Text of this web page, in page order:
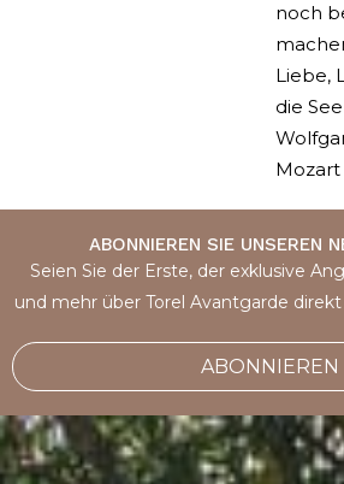
noch
Liebe,
die
Mozart
ABONNIEREN SIE UNSEREN
Seien Sie der Erste, der exklusive
und mehr über Torel Avantgarde
ABONNIEREN